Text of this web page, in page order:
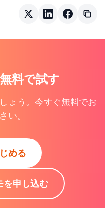
料で試す
ょう。今すぐ無料でお
い。
める
を申し込む